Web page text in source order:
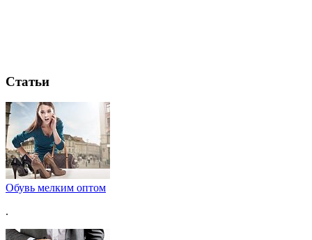
Статьи
Обувь мелким оптом
.